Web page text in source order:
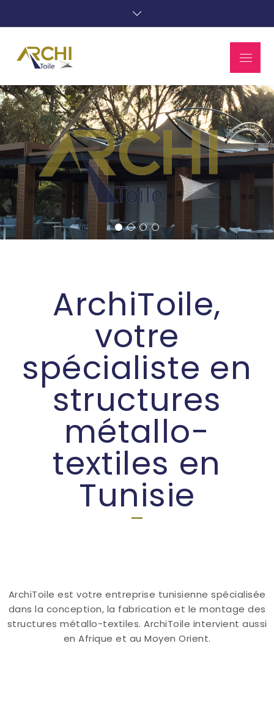
ArchiToile,
votre
spécialiste en
structures
métallo-
textiles en
Tunisie
ArchiToile est votre entreprise tunisienne spécialisée
dans la conception, la fabrication et le montage des
structures métallo-textiles. ArchiToile intervient aussi
en Afrique et au Moyen Orient.